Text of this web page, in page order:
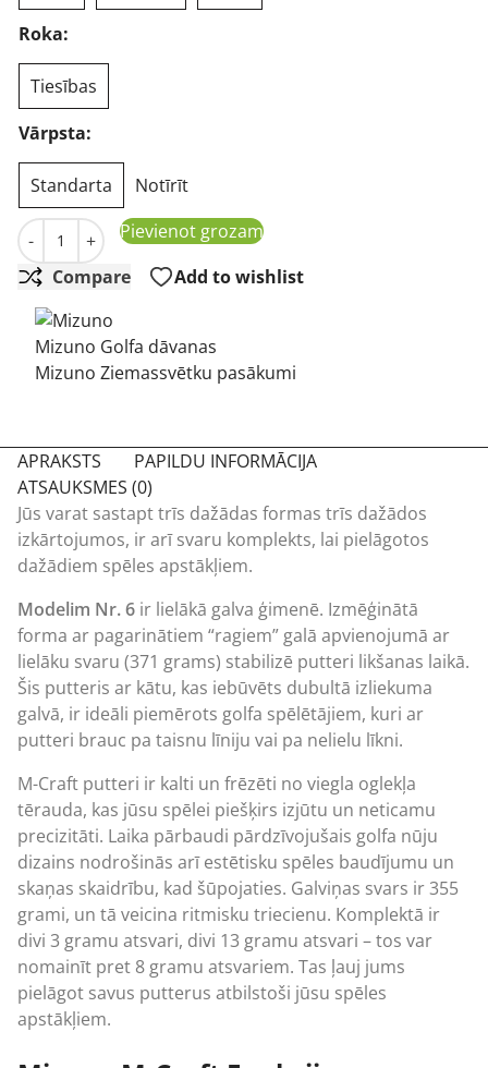
Roka:
Tiesības
Vārpsta:
Standarta Notīrīt
-
Mizuno M-Craft VI Putter golfa nūja daudzums
+
Pievienot grozam
Compare
Add to wishlist
Mizuno Golfa dāvanas
Mizuno Ziemassvētku pasākumi
APRAKSTS
PAPILDU INFORMĀCIJA
ATSAUKSMES (0)
Jūs varat sastapt trīs dažādas formas trīs dažādos
izkārtojumos, ir arī svaru komplekts, lai pielāgotos
dažādiem spēles apstākļiem.
Modelim Nr. 6 ir lielākā galva ģimenē. Izmēģinātā
forma ar pagarinātiem “ragiem” galā apvienojumā ar
lielāku svaru (371 grams) stabilizē putteri likšanas laikā.
Šis putteris ar kātu, kas iebūvēts dubultā izliekuma
galvā, ir ideāli piemērots golfa spēlētājiem, kuri ar
putteri brauc pa taisnu līniju vai pa nelielu līkni.
M-Craft putteri ir kalti un frēzēti no viegla oglekļa
tērauda, kas jūsu spēlei piešķirs izjūtu un neticamu
precizitāti. Laika pārbaudi pārdzīvojušais golfa nūju
dizains nodrošinās arī estētisku spēles baudījumu un
skaņas skaidrību, kad šūpojaties. Galviņas svars ir 355
grami, un tā veicina ritmisku triecienu. Komplektā ir
divi 3 gramu atsvari, divi 13 gramu atsvari – tos var
nomainīt pret 8 gramu atsvariem. Tas ļauj jums
pielāgot savus putterus atbilstoši jūsu spēles
apstākļiem.